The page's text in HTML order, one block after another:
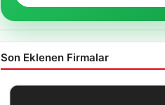
Son Eklenen Firmalar